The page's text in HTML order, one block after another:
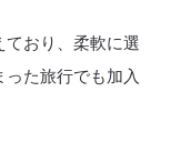
おり、柔軟に選
た旅行でも加入